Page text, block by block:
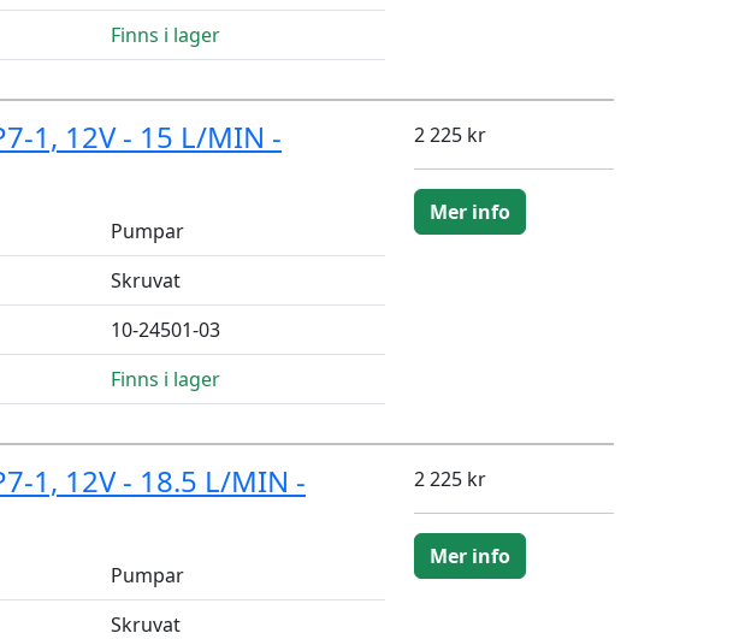
Finns i lager
1, 12V - 15 L/MIN -
Pumpar
Skruvat
10-24501-03
Finns i lager
2 225 kr
Mer info
1, 12V - 18.5 L/MIN -
Pumpar
Skruvat
2 225 kr
Mer info